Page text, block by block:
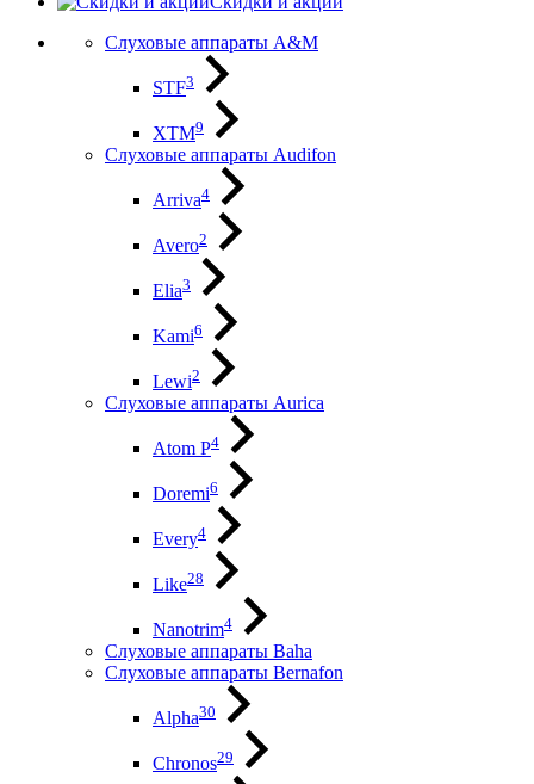
Слуховые аппараты A&M
STF3
XTM9
Слуховые аппараты Audifon
Arriva4
Avero2
Elia3
Kami6
Lewi2
Слуховые аппараты Aurica
Atom P4
Doremi6
Every4
Like28
Nanotrim4
Слуховые аппараты Baha
Слуховые аппараты Bernafon
Alpha30
Chronos29